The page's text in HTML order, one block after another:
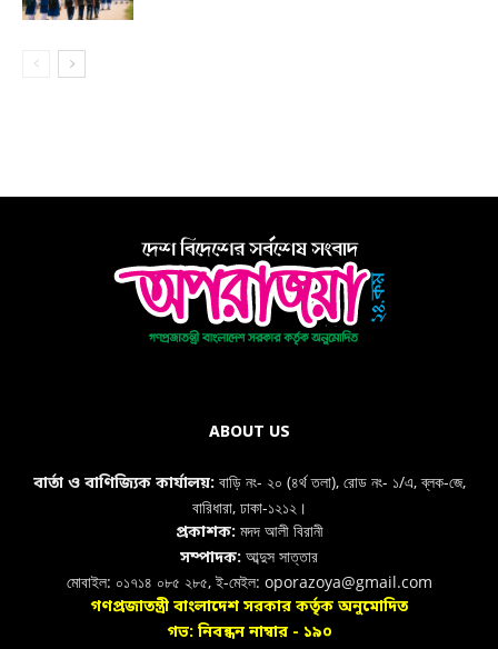
ABOUT US
বার্তা ও বাণিজ্যিক কার্যালয়: বাড়ি নং- ২০ (৪র্থ তলা), রোড নং- ১/এ, ব্লক-জে,
বারিধারা, ঢাকা-১২১২।
প্রকাশক:মদদ আলী বিরানী
সম্পাদক: আব্দুস সাত্তার
মোবাইল: ০১৭১৪ ০৮৫ ২৮৫, ই-মেইল: oporazoya@gmail.com
গণপ্রজাতন্ত্রী বাংলাদেশ সরকার কর্তৃক অনুমোদিত
গভ: নিবন্ধন নাম্বার - ১৯০